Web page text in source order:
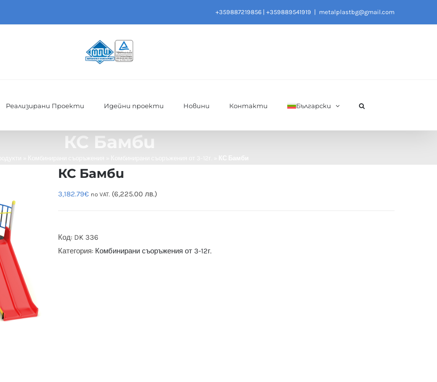
+359887219856 | +359889541919 | metalplastbg@gmail.com
Реализирани Проекти Идейни проекти Новини Контакти Български
КС Бамби
КС Бамби
3,182.79€ no VAT. (6,225.00 лв.)
Код: DK 336
Категория: Комбинирани съоръжения от 3-12г.